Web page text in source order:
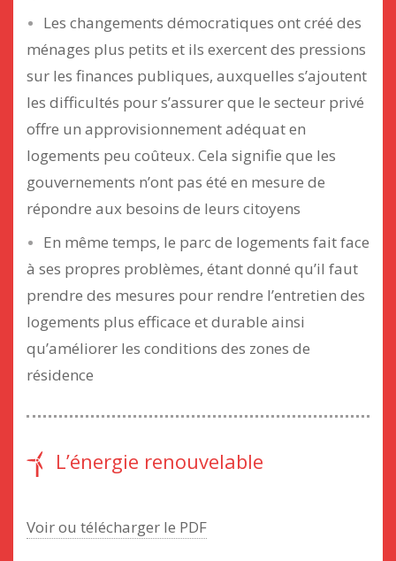
Les changements démocratiques ont créé des
ménages plus petits et ils exercent des pressions
sur les finances publiques, auxquelles s’ajoutent
les difficultés pour s’assurer que le secteur privé
offre un approvisionnement adéquat en
logements peu coûteux. Cela signifie que les
gouvernements n’ont pas été en mesure de
répondre aux besoins de leurs citoyens
En même temps, le parc de logements fait face
à ses propres problèmes, étant donné qu’il faut
prendre des mesures pour rendre l’entretien des
logements plus efficace et durable ainsi
qu’améliorer les conditions des zones de
résidence
L’énergie renouvelable
Voir ou télécharger le PDF